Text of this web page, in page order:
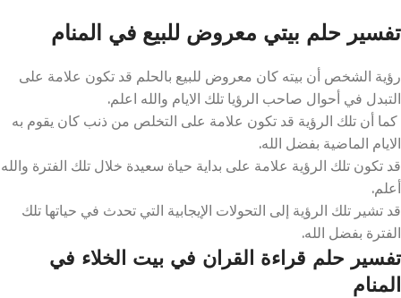
تفسير حلم بيتي معروض للبيع في المنام
رؤية الشخص أن بيته كان معروض للبيع بالحلم قد تكون علامة على
التبدل في أحوال صاحب الرؤيا تلك الايام والله اعلم.
كما أن تلك الرؤية قد تكون علامة على التخلص من ذنب كان يقوم به
الايام الماضية بفضل الله.
قد تكون تلك الرؤية علامة على بداية حياة سعيدة خلال تلك الفترة والله
أعلم.
قد تشير تلك الرؤية إلى التحولات الإيجابية التي تحدث في حياتها تلك
الفترة بفضل الله.
تفسير حلم قراءة القران في بيت الخلاء في
المنام